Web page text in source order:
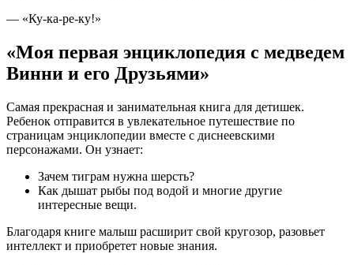
— «Ку-ка-ре-ку!»
«Моя первая энциклопедия с медведем
Винни и его Друзьями»
Самая прекрасная и занимательная книга для детишек.
Ребенок отправится в увлекательное путешествие по
страницам энциклопедии вместе с диснеевскими
персонажами. Он узнает:
Зачем тиграм нужна шерсть?
Как дышат рыбы под водой и многие другие
интересные вещи.
Благодаря книге малыш расширит свой кругозор, разовьет
интеллект и приобретет новые знания.